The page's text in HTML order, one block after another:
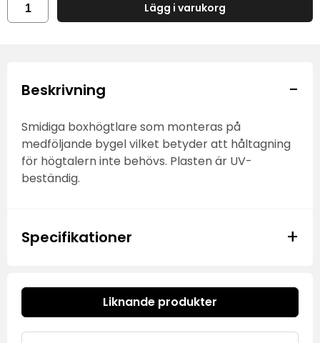
Lägg i varukorg
Beskrivning -
Smidiga boxhögtlare som monteras på
medföljande bygel vilket betyder att håltagning
för högtalern inte behövs. Plasten är UV-
beständig.
Specifikationer +
Liknande produkter